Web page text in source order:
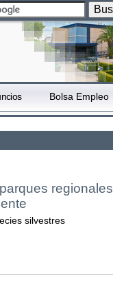
Bolsa Empleo
silvestres